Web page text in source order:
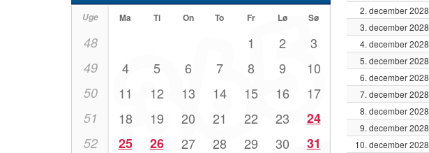
Uge Ma Ti On To Fr Lø Sø
48 1 2 3
49 4 5 6 7 8 9 10
50 11 12 13 14 15 16 17
51 18 19 20 21 22 23 24
52 25 26 27 28 29 30 31
2. december 2028
3. december 2028
4. december 2028
5. december 2028
6. december 2028
7. december 2028
8. december 2028
9. december 2028
10. december 2028